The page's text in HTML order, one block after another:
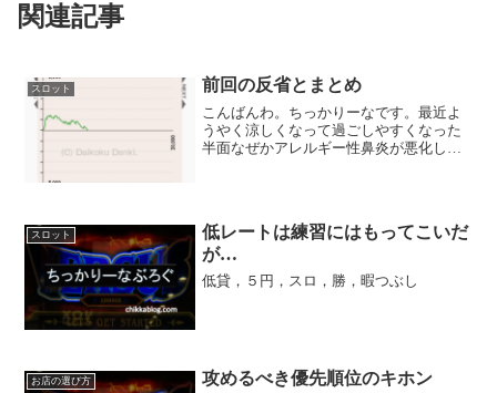
関連記事
スロット 前回の反省とまとめ
こんばんわ。ちっかりーなです。最近よ
うやく涼しくなって過ごしやすくなった
半面なぜかアレルギー性鼻炎が悪化しま
スロット
低レートは練習にはもってこいだ
が…
低貸，５円，スロ，勝，暇つぶし
お店の選び方 攻めるべき優先順位のキホン